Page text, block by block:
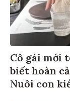
Cô gái mới
biết hoàn
Nuôi con